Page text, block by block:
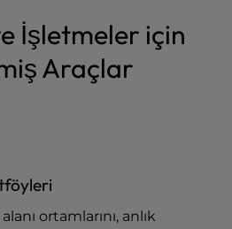
İşletmeler için
Araçlar
ortamlarını, anlık